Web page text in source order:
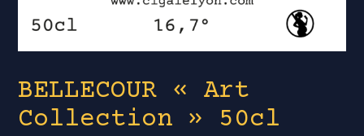
BELLECOUR « Art
Collection » 50cl